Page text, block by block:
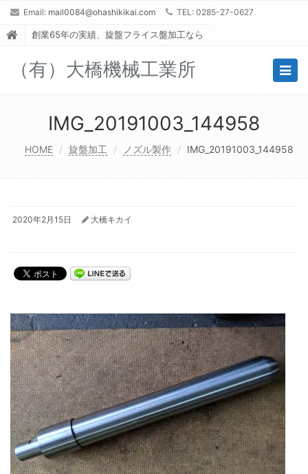
Email: mail0084@ohashikikai.com TEL: 0285-27-0627
創業65年の実績、旋盤フライス盤加工なら
（有）大橋機械工業所
IMG_20191003_144958
HOME 旋盤加工 ノズル製作 IMG_20191003_144958
2020年2月15日 大橋キカイ